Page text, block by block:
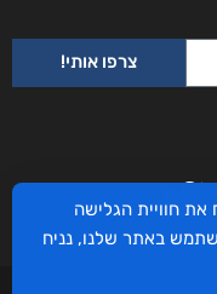
צרפו אותי!
את חוויית הגלישה
באתר שלנו, נניח